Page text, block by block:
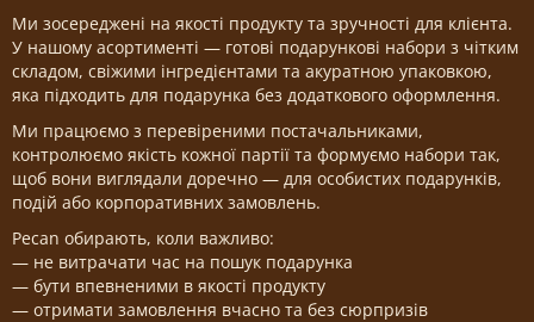
Ми зосереджені на якості продукту та зручності для клієнта.
У нашому асортименті — готові подарункові набори з чітким
складом, свіжими інгредієнтами та акуратною упаковкою,
яка підходить для подарунка без додаткового оформлення.
Ми працюємо з перевіреними постачальниками,
контролюємо якість кожної партії та формуємо набори так,
щоб вони виглядали доречно — для особистих подарунків,
подій або корпоративних замовлень.
Pecan обирають, коли важливо:
— не витрачати час на пошук подарунка
— бути впевненими в якості продукту
— отримати замовлення вчасно та без сюрпризів